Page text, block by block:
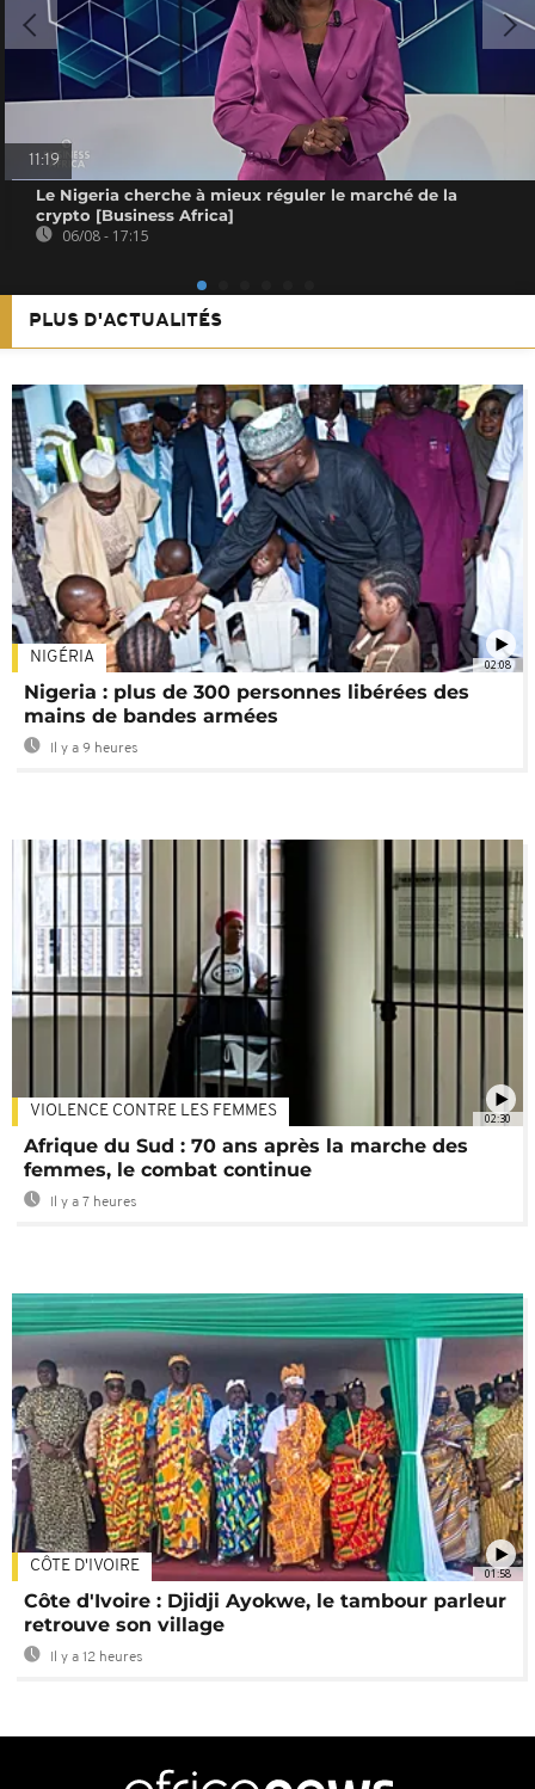
11:19
Le Nigeria cherche à mieux réguler le marché de la
crypto [Business Africa]
06/08 - 17:15
PLUS D'ACTUALITÉS
02:08
NIGÉRIA
Nigeria : plus de 300 personnes libérées des
mains de bandes armées
Il y a 9 heures
02:30
VIOLENCE CONTRE LES FEMMES
Afrique du Sud : 70 ans après la marche des
femmes, le combat continue
Il y a 7 heures
01:58
CÔTE D'IVOIRE
Côte d'Ivoire : Djidji Ayokwe, le tambour parleur
retrouve son village
Il y a 12 heures